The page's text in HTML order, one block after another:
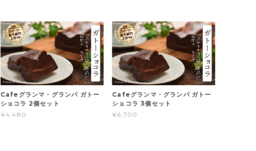
Cafeグランマ・グランパ ガトー
ショコラ 2個セット
¥4,480
Cafeグランマ・グランパ ガトー
ショコラ 3個セット
¥6,700